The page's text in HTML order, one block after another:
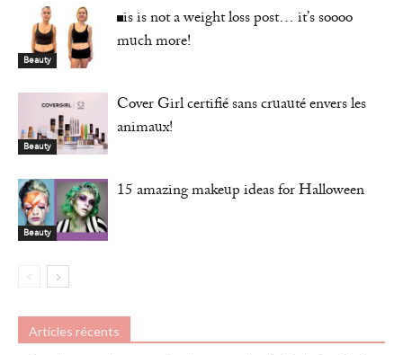
Beauty
This is not a weight loss post… it’s soooo
much more!
Beauty
Cover Girl certifié sans cruauté envers les
animaux!
Beauty
15 amazing makeup ideas for Halloween
Articles récents